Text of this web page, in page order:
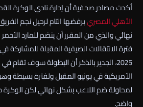
أكدت مصادر صحفية أن إدارة نادي الوكرة
الأهليالمصريبرفضها التام لرحيل نجم
نهائي والذي من المقرر أن ينضم للمارد
فترة الانتقالات الصيفية المقبلة للمشاركة في
2025، الجدير بالذكر أن البطولة سوف تقام
الأمريكية في يونيو المقبل ولفترة بسيطة
لمحاولة ضم اللاعب بشكل نهائي لكن
واضح.